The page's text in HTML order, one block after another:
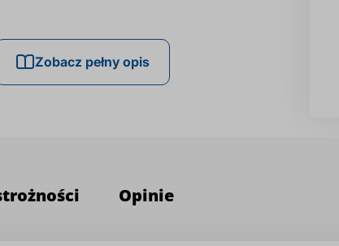
Zobacz pełny opis
Opinie